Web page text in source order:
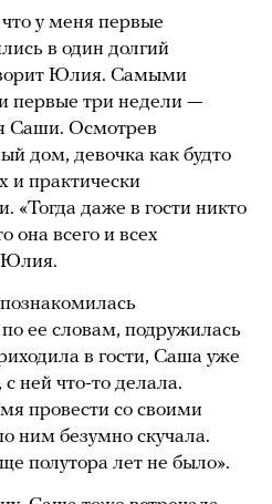
у меня первые
в один долгий
Юлия. Самыми
первые три недели —
Саши. Осмотрев
дом, девочка как будто
и практически
«Тогда даже в гости никто
она всего и всех
Юлия.
ее словам, подружилась
в гости, Саша уже
ней что-то делала.
провести со своими
ним безумно скучала.
полутора лет не было».